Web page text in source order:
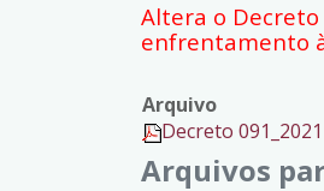
Altera o
enfrentamento
Arquivos
Arquivo
Decreto